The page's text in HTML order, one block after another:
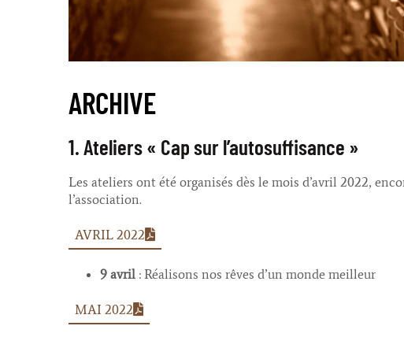
ARCHIVE
1. Ateliers « Cap sur l’autosuffisance »
Les ateliers ont été organisés dès le mois d’avril 2022,
l’association.
AVRIL 2022
9 avril : Réalisons nos rêves d’un monde meilleur
MAI 2022